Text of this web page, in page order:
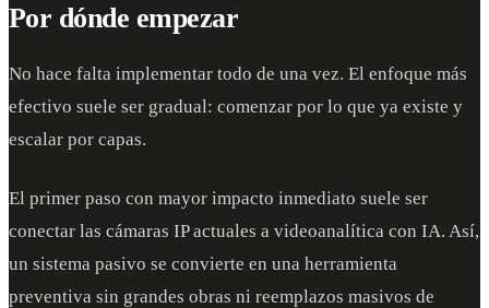
Por dónde empezar
No hace falta implementar todo de una vez. El enfoque más
efectivo suele ser gradual: comenzar por lo que ya existe y
escalar por capas.
El primer paso con mayor impacto inmediato suele ser
conectar las cámaras IP actuales a videoanalítica con IA. Así,
un sistema pasivo se convierte en una herramienta
preventiva sin grandes obras ni reemplazos masivos de